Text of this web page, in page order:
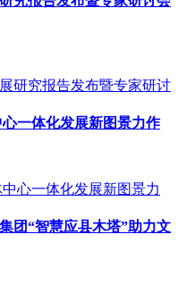
一体化发展新图景力作
团“智慧应县木塔”助力文